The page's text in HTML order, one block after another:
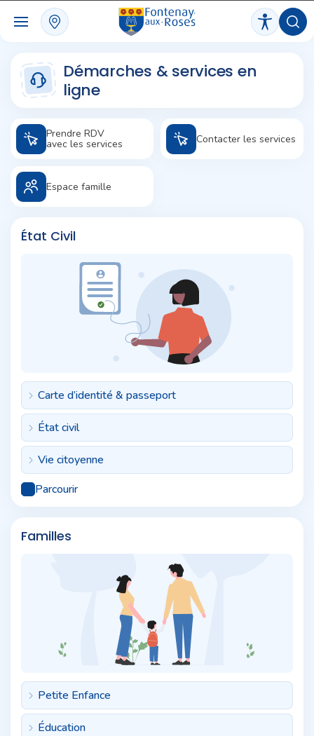
Démarches & services en
ligne
Prendre RDV
avec les services Contacter les services
Espace famille
État Civil
Carte d’identité & passeport
État civil
Vie citoyenne
Parcourir
Familles
Petite Enfance
Éducation
Panneau de gestion des cookies